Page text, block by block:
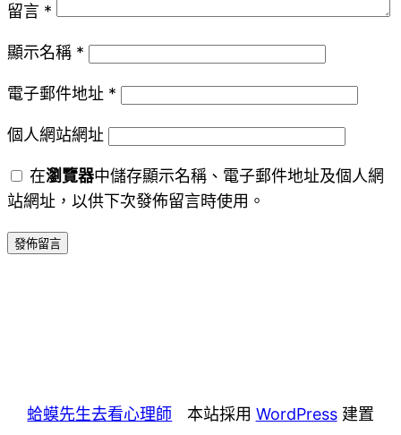
留言 *
顯示名稱 *
電子郵件地址 *
個人網站網址
在瀏覽器中儲存顯示名稱、電子郵件地址及個人網
站網址，以供下次發佈留言時使用。
蛤蟆先生去看心理師 本站採用 WordPress建置